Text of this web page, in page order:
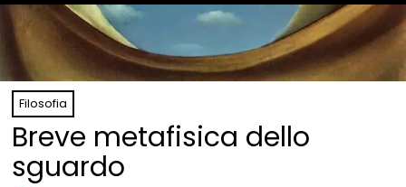
Filosofia
Breve metafisica dello
sguardo